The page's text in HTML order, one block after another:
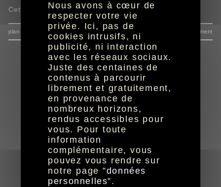
Cette actualité n'est pas disponible.
plan du site données personnelles consentement
© HandiCaPZéro -réalisation aYaline
Nous avons à cœur de
respecter votre vie
privée. Ici, pas de
cookies intrusifs, ni
publicité, ni interaction
avec les réseaux sociaux.
Juste des centaines de
contenus à parcourir
librement et gratuitement,
en provenance de
nombreux horizons,
rendus accessibles pour
vous. Pour toute
information
complémentaire, vous
pouvez vous rendre sur
notre page ”données
personnelles”.